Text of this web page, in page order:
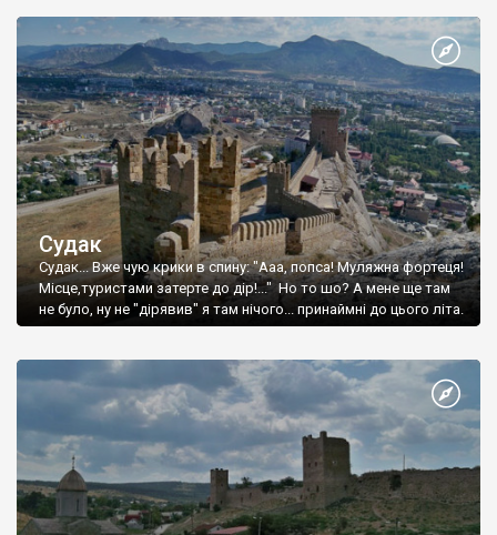
Судак
Судак... Вже чую крики в спину: "Ааа, попса! Муляжна фортеця!
Місце,туристами затерте до дір!..." Но то шо? А мене ще там
не було, ну не "дірявив" я там нічого... принаймні до цього літа.